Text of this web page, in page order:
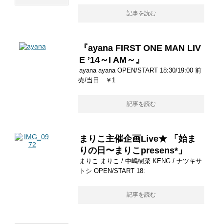
記事を読む
『ayana FIRST ONE MAN LIV
E ’14～I AM～』
ayana ayana OPEN/START 18:30/19:00 前
売/当日 ￥1
記事を読む
まりこ主催企画Live★ 「始ま
りの日〜まりこpresens*」
まりこ まりこ / 中嶋樹菜 KENG / ナツキサ
トシ OPEN/START 18:
記事を読む